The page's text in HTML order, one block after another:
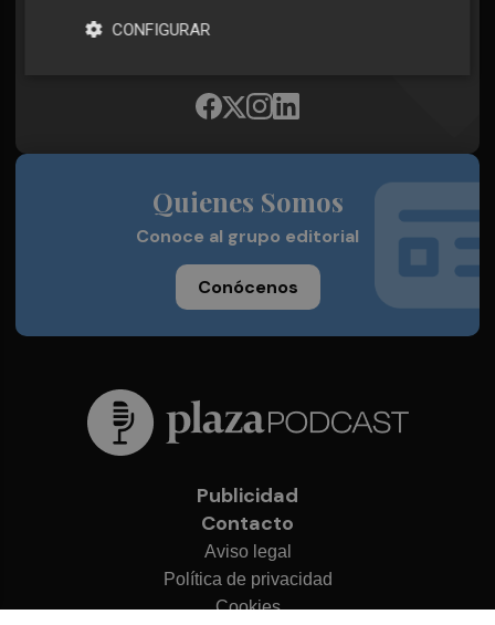
Síguenos en redes
Quienes Somos
Conoce al grupo editorial
Conócenos
Publicidad
Contacto
Aviso legal
Política de privacidad
Cookies
CONFIGURAR